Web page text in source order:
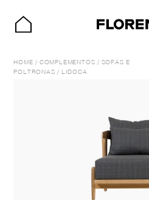
HOME / COMPLEMENTOS / SOFÁS E
POLTRONAS / LIDOCA